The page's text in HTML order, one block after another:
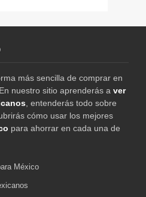
más sencilla de comprar en
nuestro sitio aprenderás a ver
, entenderás todo sobre
cómo usar los mejores
para ahorrar en cada una de
México